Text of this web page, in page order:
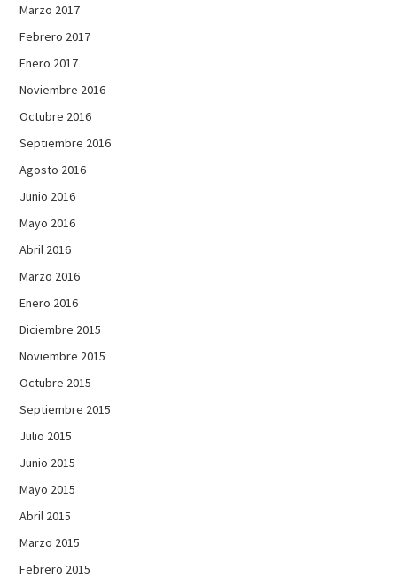
Marzo 2017
Febrero 2017
Enero 2017
Noviembre 2016
Octubre 2016
Septiembre 2016
Agosto 2016
Junio 2016
Mayo 2016
Abril 2016
Marzo 2016
Enero 2016
Diciembre 2015
Noviembre 2015
Octubre 2015
Septiembre 2015
Julio 2015
Junio 2015
Mayo 2015
Abril 2015
Marzo 2015
Febrero 2015